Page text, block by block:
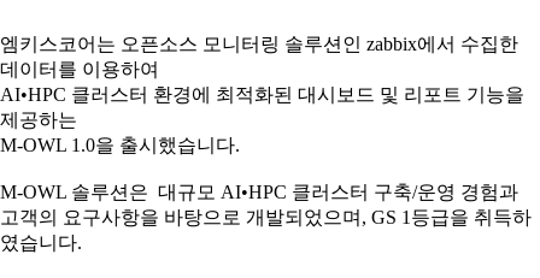
엠키스코어는 오픈소스 모니터링 솔루션인 zabbix에서 수집한
데이터를 이용하여
AI•HPC 클러스터 환경에 최적화된 대시보드 및 리포트 기능을
제공하는
M-OWL 1.0을 출시했습니다.
M-OWL 솔루션은 대규모 AI•HPC 클러스터 구축/운영 경험과
고객의 요구사항을 바탕으로 개발되었으며, GS 1등급을 취득하
였습니다.